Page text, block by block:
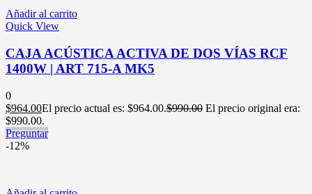
Añadir al carrito
Quick View
CAJA ACÚSTICA ACTIVA DE DOS VÍAS RCF
1400W | ART 715-A MK5
0
$964.00El precio actual es: $964.00.$990.00 El precio original era:
$990.00.
Preguntar
-12%